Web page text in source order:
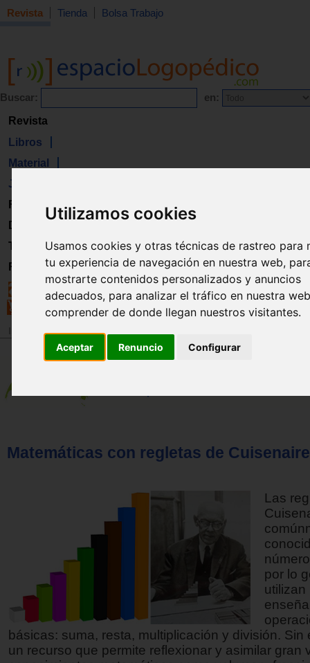
Utilizamos cookies
Usamos cookies y otras técnicas de rastreo para
tu experiencia de navegación en nuestra web,
mostrarte contenidos personalizados y anuncios
adecuados, para analizar el tráfico en nuestra
comprender de donde llegan nuestros visitantes.
Aceptar Renuncio Configurar
Revista Tienda Bolsa Trabajo
Buscar: en:
Revista
Libros
Material
Juguetes
Formación
Directorio
Trabajo
Registro
Revista
Matemáticas con regletas de Cuisenaire
Las
por lo
utilizan
básicas: suma, resta, multiplicación y división. Sin
un recurso que permite reflexionar y asimilar gran